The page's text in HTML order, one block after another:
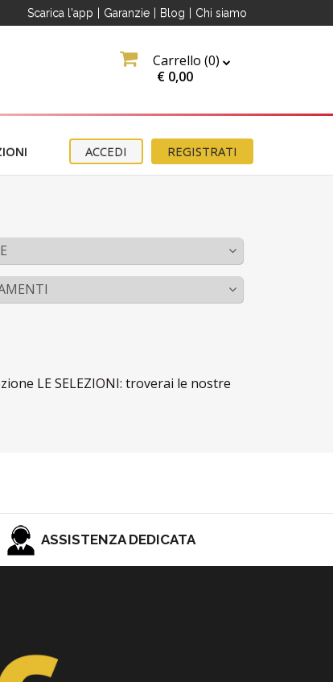
Scarica l'app Garanzie Blog Chi siamo
Carrello (0)
€ 0,00
REGISTRATI
ACCEDI
LE SELEZIONI: troverai le nostre
ASSISTENZA DEDICATA